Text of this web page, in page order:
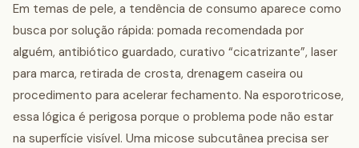
Em temas de pele, a tendência de consumo aparece como
busca por solução rápida: pomada recomendada por
alguém, antibiótico guardado, curativo “cicatrizante”, laser
para marca, retirada de crosta, drenagem caseira ou
procedimento para acelerar fechamento. Na esporotricose,
essa lógica é perigosa porque o problema pode não estar
na superfície visível. Uma micose subcutânea precisa ser